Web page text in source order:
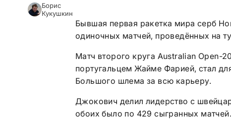
Борис
Кукушкин
Бывшая первая ракетка мира серб
одиночных матчей, проведённых на
Матч второго круга Australian Open-
португальцем Жайме Фарией, стал
Большого шлема за всю карьеру.
Джокович делил лидерство с
обоих было по 429 сыгранных